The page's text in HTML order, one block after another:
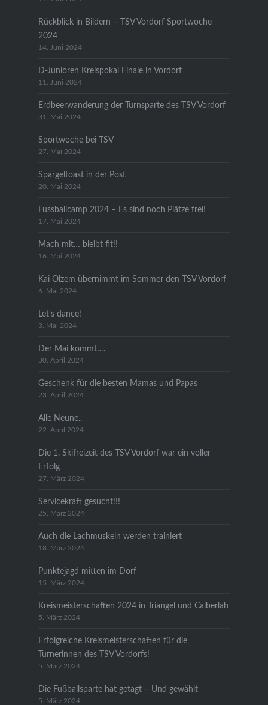
Rückblick in Bildern – TSV Vordorf Sportwoche
2024
14. Juni 2024
D-Junioren Kreispokal Finale in Vordorf
11. Juni 2024
Erdbeerwanderung der Turnsparte des TSV Vordorf
31. Mai 2024
Sportwoche bei TSV
27. Mai 2024
Spargeltoast in der Post
20. Mai 2024
Fussballcamp 2024 – Es sind noch Plätze frei!
17. Mai 2024
Mach mit… bleibt fit!!
16. Mai 2024
Kai Olzem übernimmt im Sommer den TSV Vordorf
6. Mai 2024
Let’s dance!
3. Mai 2024
Der Mai kommt….
30. April 2024
Geschenk für die besten Mamas und Papas
23. April 2024
Alle Neune..
22. April 2024
Die 1. Skifreizeit des TSV Vordorf war ein voller
Erfolg
27. März 2024
Servicekraft gesucht!!!
25. März 2024
Auch die Lachmuskeln werden trainiert
18. März 2024
Punktejagd mitten im Dorf
15. März 2024
Kreismeisterschaften 2024 in Triangel und Calberlah
5. März 2024
Erfolgreiche Kreismeisterschaften für die
Turnerinnen des TSV Vordorfs!
5. März 2024
Die Fußballsparte hat getagt – Und gewählt
5. März 2024